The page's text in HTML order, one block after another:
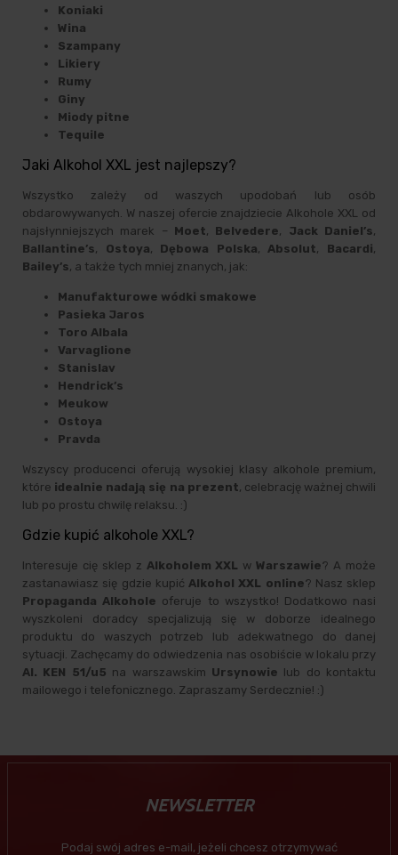
Koniaki
Wina
Szampany
Likiery
Rumy
Giny
Miody pitne
Tequile
Jaki Alkohol XXL jest najlepszy?
Wszystko zależy od waszych upodobań lub osób
obdarowywanych. W naszej ofercie znajdziecie Alkohole XXL od
najsłynniejszych marek – Moet, Belvedere, Jack Daniel’s,
Ballantine’s, Ostoya, Dębowa Polska, Absolut, Bacardi,
Bailey’s, a także tych mniej znanych, jak:
Manufakturowe wódki smakowe
Pasieka Jaros
Toro Albala
Varvaglione
Stanislav
Hendrick’s
Meukow
Ostoya
Pravda
Wszyscy producenci oferują wysokiej klasy alkohole premium,
które idealnie nadają się na prezent, celebrację ważnej chwili
lub po prostu chwilę relaksu. :)
Gdzie kupić alkohole XXL?
Interesuje cię sklep z Alkoholem XXL wWarszawie? A może
zastanawiasz się gdzie kupić Alkohol XXL online? Nasz sklep
Propaganda Alkohole oferuje to wszystko! Dodatkowo nasi
wyszkoleni doradcy specjalizują się w doborze idealnego
produktu do waszych potrzeb lub adekwatnego do danej
sytuacji. Zachęcamy do odwiedzenia nas osobiście w lokalu przy
Al. KEN 51/u5 na warszawskim Ursynowie lub do kontaktu
mailowego i telefonicznego. Zapraszamy Serdecznie! :)
NEWSLETTER
Podaj swój adres e-mail, jeżeli chcesz otrzymywać